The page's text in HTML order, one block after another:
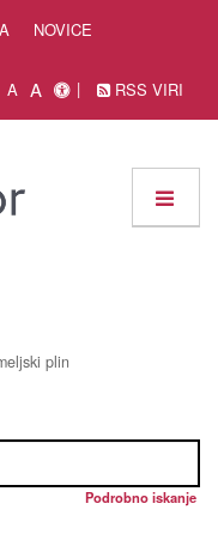
NOVICE
A A RSS VIRI
plin
Podrobno iskanje